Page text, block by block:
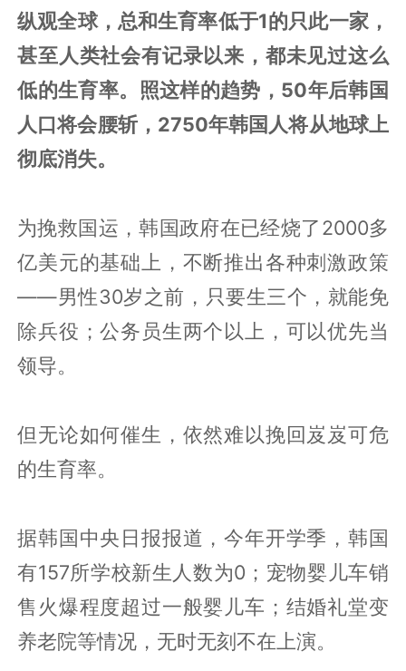
纵观全球，总和生育率低于1的只此一家，
甚至人类社会有记录以来，都未见过这么
低的生育率。照这样的趋势，50年后韩国
人口将会腰斩，2750年韩国人将从地球上
彻底消失。
为挽救国运，韩国政府在已经烧了2000多
亿美元的基础上，不断推出各种刺激政策
——男性30岁之前，只要生三个，就能免
除兵役；公务员生两个以上，可以优先当
领导。
但无论如何催生，依然难以挽回岌岌可危
的生育率。
据韩国中央日报报道，今年开学季，韩国
有157所学校新生人数为0；宠物婴儿车销
售火爆程度超过一般婴儿车；结婚礼堂变
养老院等情况，无时无刻不在上演。